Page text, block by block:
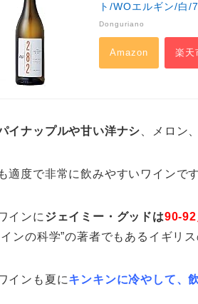
ト/WOエルギン/白/
Donguriano
Amazon 楽天
イナップルや甘い洋ナシ 、メロン
適度で非常に飲みやすいワインで
インに ジェイミー・グッドは90-
インの科学”の著者でもあるイギリ
インも夏にキンキンに冷やして、